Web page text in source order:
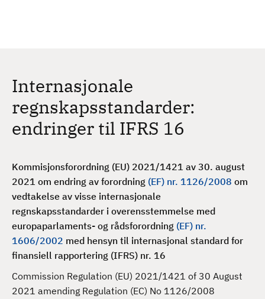
Internasjonale
regnskapsstandarder:
endringer til IFRS 16
Kommisjonsforordning (EU) 2021/1421 av 30. august
2021 om endring av forordning (EF) nr. 1126/2008 om
vedtakelse av visse internasjonale
regnskapsstandarder i overensstemmelse med
europaparlaments- og rådsforordning (EF) nr.
1606/2002 med hensyn til internasjonal standard for
finansiell rapportering (IFRS) nr. 16
Commission Regulation (EU) 2021/1421 of 30 August
2021 amending Regulation (EC) No 1126/2008